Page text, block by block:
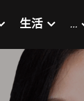
生活 …